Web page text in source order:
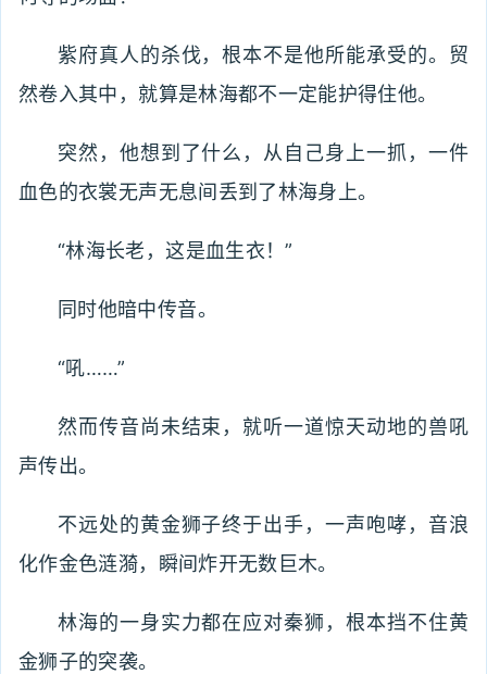
紫府真人的杀伐，根本不是他所能承受的。贸
然卷入其中，就算是林海都不一定能护得住他。
突然，他想到了什么，从自己身上一抓，一件
血色的衣裳无声无息间丢到了林海身上。
“林海长老，这是血生衣！”
同时他暗中传音。
“吼……”
然而传音尚未结束，就听一道惊天动地的兽吼
声传出。
不远处的黄金狮子终于出手，一声咆哮，音浪
化作金色涟漪，瞬间炸开无数巨木。
林海的一身实力都在应对秦狮，根本挡不住黄
金狮子的突袭。